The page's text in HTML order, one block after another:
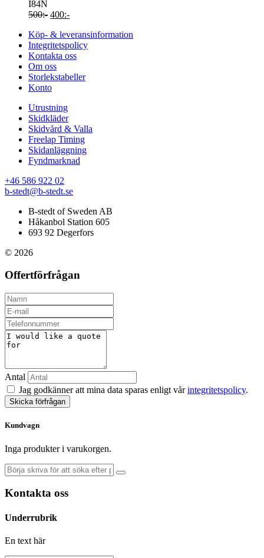
I84N
500:- 400:-
Köp- & leveransinformation
Integritetspolicy
Kontakta oss
Om oss
Storlekstabeller
Konto
Utrustning
Skidkläder
Skidvård & Valla
Freelap Timing
Skidanläggning
Fyndmarknad
+46 586 922 02
b-stedt@b-stedt.se
B-stedt of Sweden AB
Håkanbol Station 605
693 92 Degerfors
© 2026
Offertförfrågan
Antal
Jag godkänner att mina data sparas enligt vårintegritetspolicy.
Skicka förfrågan
Kundvagn
Inga produkter i varukorgen.
Kontakta oss
Underrubrik
En text här